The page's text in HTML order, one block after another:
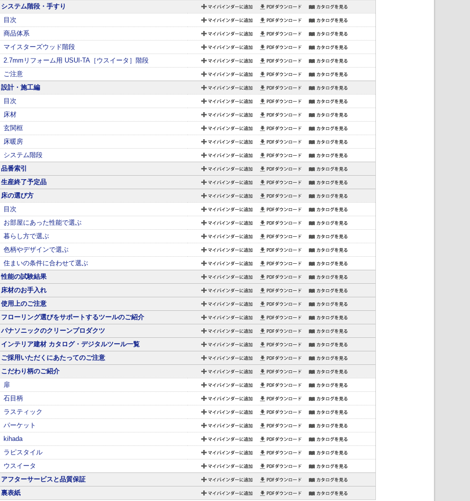
システム階段・手すり
目次
商品体系
マイスターズウッド階段
2.7mmリフォーム用 USUI-TA［ウスイータ］階段
ご注意
設計・施工編
目次
床材
玄関框
床暖房
システム階段
品番索引
生産終了予定品
床の選び方
目次
お部屋にあった性能で選ぶ
暮らし方で選ぶ
色柄やデザインで選ぶ
住まいの条件に合わせて選ぶ
性能の試験結果
床材のお手入れ
使用上のご注意
フローリング選びをサポートするツールのご紹介
パナソニックのクリーンプロダクツ
インテリア建材 カタログ・デジタルツール一覧
ご採用いただくにあたってのご注意
こだわり柄のご紹介
扉
石目柄
ラスティック
パーケット
kihada
ラピスタイル
ウスイータ
アフターサービスと品質保証
裏表紙